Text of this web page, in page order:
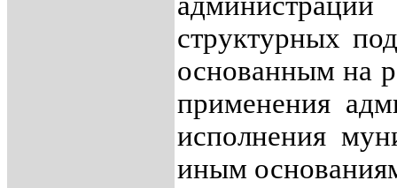
структурных
основанным на
применения
исполнения
иным